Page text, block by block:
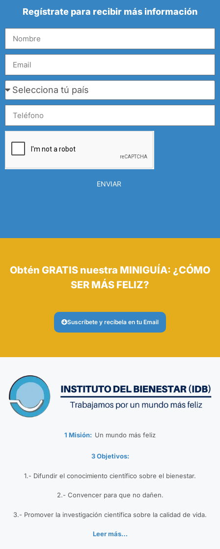
Regístrate para recibir más información
ENVIAR
Obtén GRATIS nuestra MINIGUÍA: ¿CÓMO
SER MÁS FELIZ?
Suscríbete y recíbela en tu Email
1 Misión: Un mundo más feliz
3 Objetivos:
1.- Difundir el conocimiento científico sobre el bienestar.
2.- Convencer para que no dañen.
3.- Promover la investigación científica sobre la calidad de vida.
Leer más…